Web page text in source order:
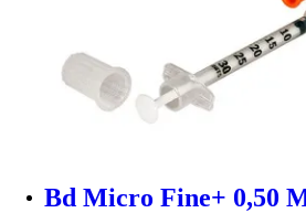
Bd Micro Fine+ 0,50